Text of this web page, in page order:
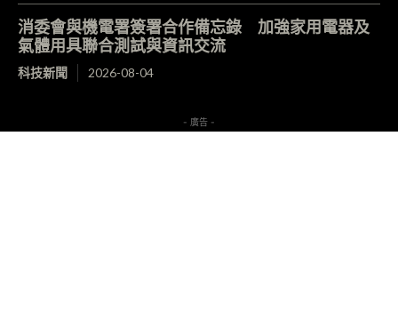
消委會與機電署簽署合作備忘錄 加強家用電器及
氣體用具聯合測試與資訊交流
科技新聞 2026-08-04
- 廣告 -